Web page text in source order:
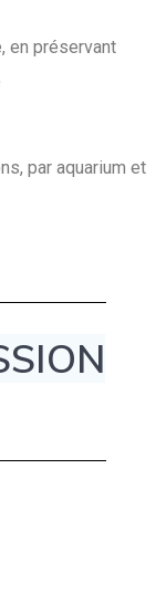
en préservant
par aquarium et